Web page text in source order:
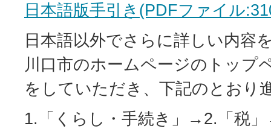
日本語版手引き(PDFファイル
日本語以外でさらに詳しい内容
川口市のホームページのトップ
をしていただき、下記のとおり
1.「くらし・手続き」→2.「税